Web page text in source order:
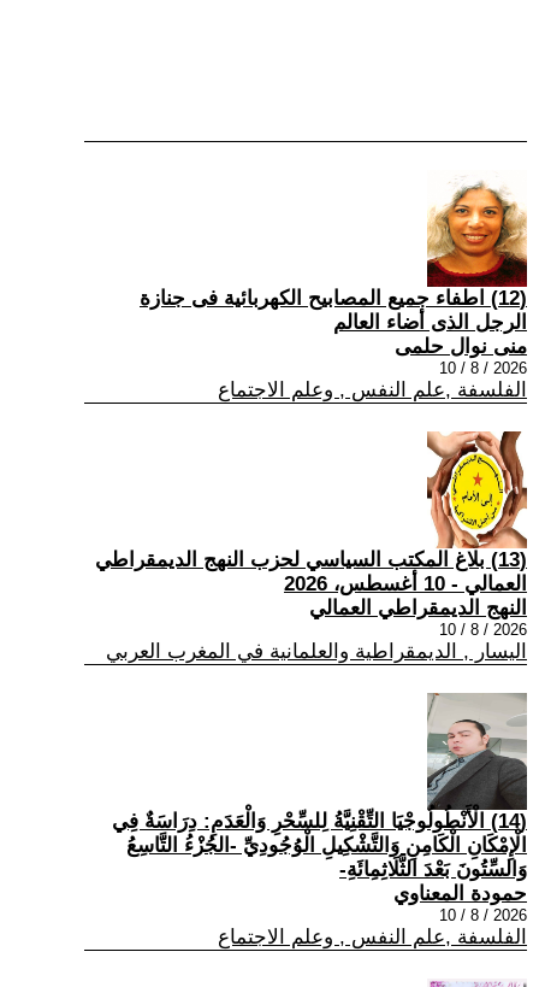
(12) اطفاء جميع المصابيح الكهربائية فى جنازة
الرجل الذى أضاء العالم
منى نوال حلمى
2026 / 8 / 10
الفلسفة ,علم النفس , وعلم الاجتماع
(13) بلاغ المكتب السياسي لحزب النهج الديمقراطي
العمالي - 10 أغسطس، 2026
النهج الديمقراطي العمالي
2026 / 8 / 10
اليسار , الديمقراطية والعلمانية في المغرب العربي
(14) الْأَنْطُولُوجْيَا التِّقْنِيَّةُ لِلسِّحْرِ وَالْعَدَمِ: دِرَاسَةٌ فِي
الْإِمْكَانِ الْكَامِنِ وَالتَّشْكِيلِ الْوُجُودِيِّ -الجُزْءُ التَّاسِعُ
وَالسِّتُونَ بَعْدَ الثَّلَاثِمِائَةِ-
حمودة المعناوي
2026 / 8 / 10
الفلسفة ,علم النفس , وعلم الاجتماع